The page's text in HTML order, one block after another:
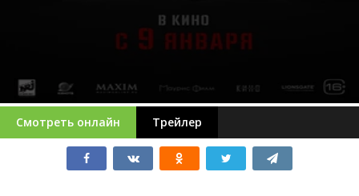
Смотреть онлайн Трейлер